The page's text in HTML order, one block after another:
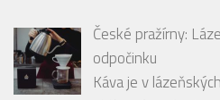
České pražírny:
odpočinku
Káva je v